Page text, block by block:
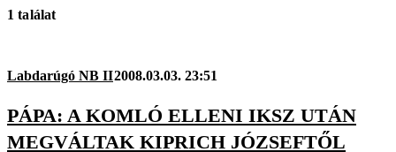
1 találat
Labdarúgó NB II2008.03.03. 23:51
PÁPA: A KOMLÓ ELLENI IKSZ UTÁN
MEGVÁLTAK KIPRICH JÓZSEFTŐL